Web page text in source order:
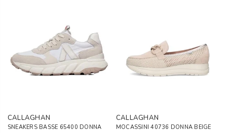
CALLAGHAN
SNEAKERS BASSE 65400 DONNA
CALLAGHAN
MOCASSINI 40736 DONNA BEIGE